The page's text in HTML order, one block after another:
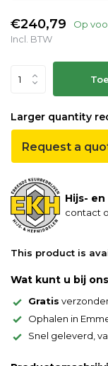
€240,79
Op
Incl. BTW
Larger quantity
Request a
Hijs-
contact
This product is
Wat kunt u bij
Gratis
Ophalen in
Snel geleverd,